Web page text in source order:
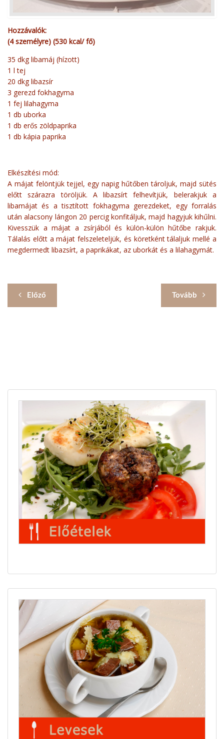
Hozzávalók:
(4 személyre) (530 kcal/ fő)
35 dkg libamáj (hízott)
1 l tej
20 dkg libazsír
3 gerezd fokhagyma
1 fej lilahagyma
1 db uborka
1 db erős zöldpaprika
1 db kápia paprika
Elkészítési mód:
A májat felöntjük tejjel, egy napig hűtőben tároljuk, majd sütés
előtt szárazra töröljük. A libazsírt felhevítjük, belerakjuk a
libamájat és a tisztított fokhagyma gerezdeket, egy forralás
után alacsony lángon 20 percig konfitáljuk, majd hagyjuk kihűlni.
Kivesszük a májat a zsírjából és külön-külön hűtőbe rakjuk.
Tálalás előtt a májat felszeleteljük, és köretként tálaljuk mellé a
megdermedt libazsírt, a paprikákat, az uborkát és a lilahagymát.
Előző Tovább